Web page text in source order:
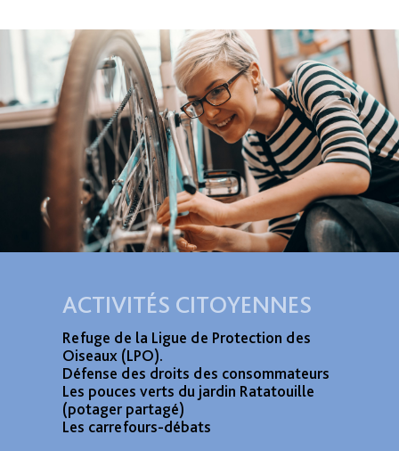
ACTIVITÉS CITOYENNES
Refuge de la Ligue de Protection des
Oiseaux (LPO).
Défense des droits des consommateurs
Les pouces verts du jardin Ratatouille
(potager partagé)
Les carrefours-débats